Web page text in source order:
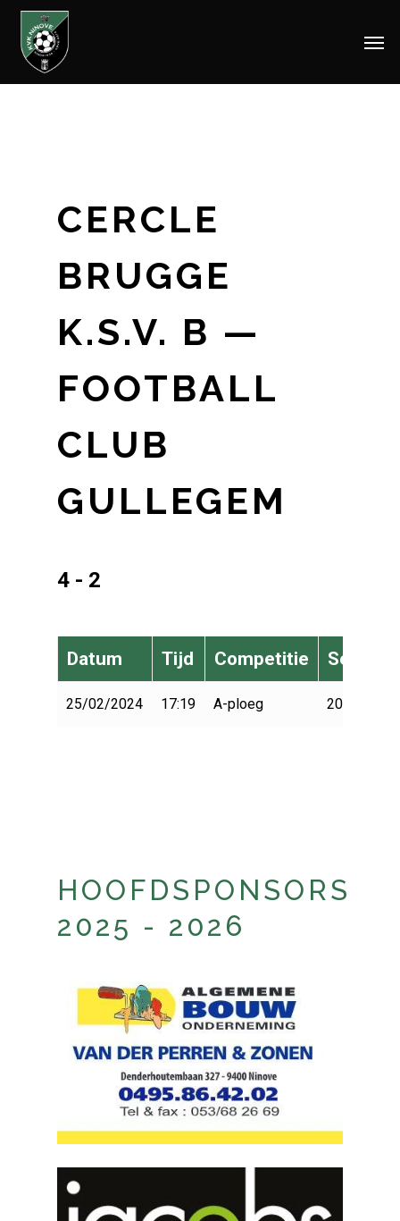
Skip
CERCLE
BRUGGE
K.S.V. B —
FOOTBALL
CLUB
GULLEGEM
4 - 2
Datum Tijd Competitie Seizoen
25/02/2024 17:19 A-ploeg 2023-2024
HOOFDSPONSORS
2025 - 2026